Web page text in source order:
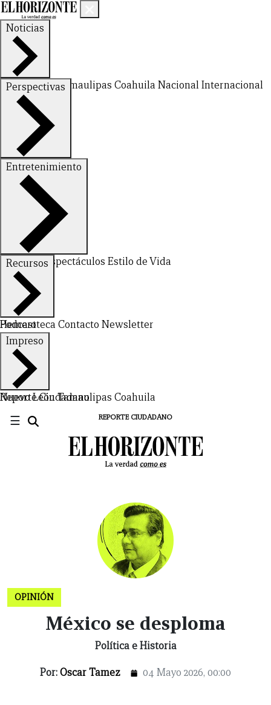
Noticias
Nuevo LeónTamaulipas Coahuila NacionalInternacional
Perspectivas
FinanzasOpinión
Entretenimiento
DeportesEspectáculos Estilo de Vida
Recursos
Hemeroteca Contacto Newsletter
Podcast
Impreso
Nuevo LeónTamaulipas Coahuila
Reporte Ciudadano
☰ REPORTE CIUDADANO
X
INTERNACIONAL
ESPECTÁCULOS
VIDA
NEWSLETTER
HEMEROTECA
SUPLEMENTOS
OPINIÓN
México se desploma
Política e Historia
Por:Oscar Tamez 04 Mayo 2026, 00:00